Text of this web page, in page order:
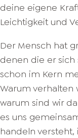
deine eigene
Leichtigkeit und
Der Mensch hat
denen die er sich
schon im Kern
Warum verhalten
warum sind wir
es uns
handeln versteht,